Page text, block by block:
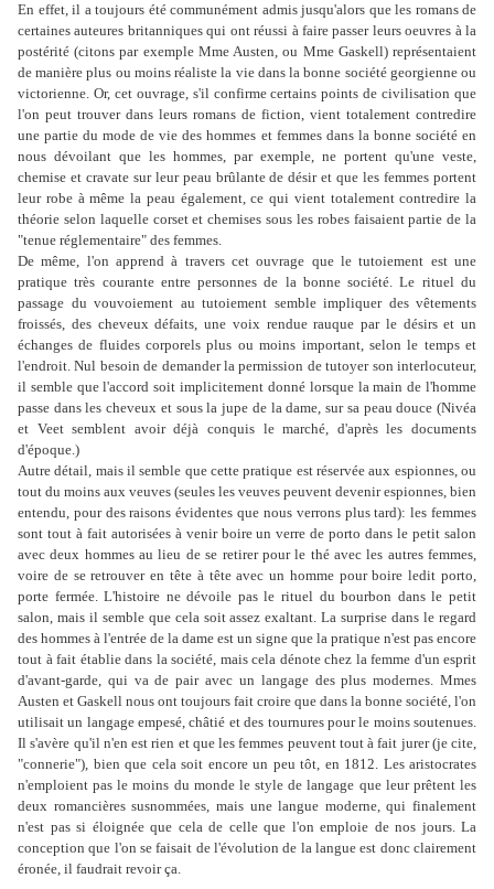
En effet, il a toujours été communément admis jusqu'alors que les romans de
certaines auteures britanniques qui ont réussi à faire passer leurs oeuvres à la
postérité (citons par exemple Mme Austen, ou Mme Gaskell) représentaient
de manière plus ou moins réaliste la vie dans la bonne société georgienne ou
victorienne. Or, cet ouvrage, s'il confirme certains points de civilisation que
l'on peut trouver dans leurs romans de fiction, vient totalement contredire
une partie du mode de vie des hommes et femmes dans la bonne société en
nous dévoilant que les hommes, par exemple, ne portent qu'une veste,
chemise et cravate sur leur peau brûlante de désir et que les femmes portent
leur robe à même la peau également, ce qui vient totalement contredire la
théorie selon laquelle corset et chemises sous les robes faisaient partie de la
"tenue réglementaire" des femmes.
De même, l'on apprend à travers cet ouvrage que le tutoiement est une
pratique très courante entre personnes de la bonne société. Le rituel du
passage du vouvoiement au tutoiement semble impliquer des vêtements
froissés, des cheveux défaits, une voix rendue rauque par le désirs et un
échanges de fluides corporels plus ou moins important, selon le temps et
l'endroit. Nul besoin de demander la permission de tutoyer son interlocuteur,
il semble que l'accord soit implicitement donné lorsque la main de l'homme
passe dans les cheveux et sous la jupe de la dame, sur sa peau douce (Nivéa
et Veet semblent avoir déjà conquis le marché, d'après les documents
d'époque.)
Autre détail, mais il semble que cette pratique est réservée aux espionnes, ou
tout du moins aux veuves (seules les veuves peuvent devenir espionnes, bien
entendu, pour des raisons évidentes que nous verrons plus tard): les femmes
sont tout à fait autorisées à venir boire un verre de porto dans le petit salon
avec deux hommes au lieu de se retirer pour le thé avec les autres femmes,
voire de se retrouver en tête à tête avec un homme pour boire ledit porto,
porte fermée. L'histoire ne dévoile pas le rituel du bourbon dans le petit
salon, mais il semble que cela soit assez exaltant. La surprise dans le regard
des hommes à l'entrée de la dame est un signe que la pratique n'est pas encore
tout à fait établie dans la société, mais cela dénote chez la femme d'un esprit
d'avant-garde, qui va de pair avec un langage des plus modernes. Mmes
Austen et Gaskell nous ont toujours fait croire que dans la bonne société, l'on
utilisait un langage empesé, châtié et des tournures pour le moins soutenues.
Il s'avère qu'il n'en est rien et que les femmes peuvent tout à fait jurer (je cite,
"connerie"), bien que cela soit encore un peu tôt, en 1812. Les aristocrates
n'emploient pas le moins du monde le style de langage que leur prêtent les
deux romancières susnommées, mais une langue moderne, qui finalement
n'est pas si éloignée que cela de celle que l'on emploie de nos jours. La
conception que l'on se faisait de l'évolution de la langue est donc clairement
éronée, il faudrait revoir ça.